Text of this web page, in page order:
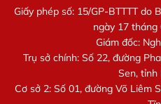
Giấy phép số: 15/GP-BTTTT do
ngày 17 tháng
Giám đốc:
Trụ sở chính: Số 22, đường
Sen, tỉnh
Cơ sở 2: Số 01, đường Võ Liêm